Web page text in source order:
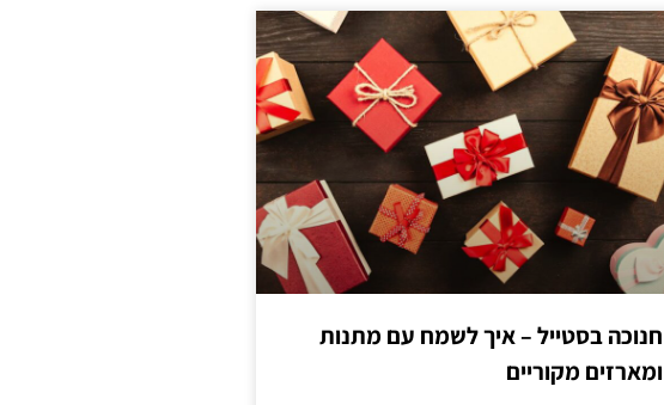
חנוכה בסטייל – איך לשמח עם מתנות
ומארזים מקוריים